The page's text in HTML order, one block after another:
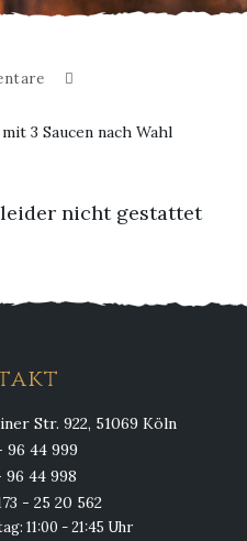
3 Saucen nach Wahl
nicht gestattet
Str. 922, 51069 Köln
96 44 999
96 44 998
- 25 20 562
11:00 - 21:45 Uhr